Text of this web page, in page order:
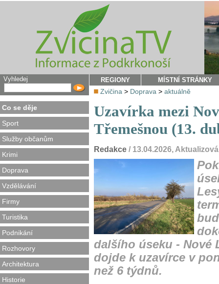
Vyhledej
Co se děje
Sport
Služby občanům
Krimi
Doprava
Vzdělávání
Firmy
Turistika
Podnikání
Rozhovory
Architektura
Historie
REGIONY MÍSTNÍ STRÁNKY
Zvičina > Doprava > aktuálně
Uzavírka mezi
Třemešnou (13.
Redakce / 13.04.2026,
dalšího úseku - Nové
dojde k uzavírce v
než 6 týdnů.